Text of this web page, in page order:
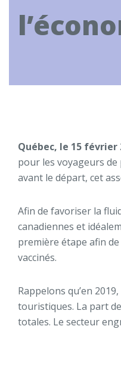
Québec, le 15 février
pour les voyageurs de
avant le départ, cet
Afin de favoriser la
canadiennes et
première étape afin
vaccinés.
Rappelons qu’en
touristiques. La part
totales. Le secteur